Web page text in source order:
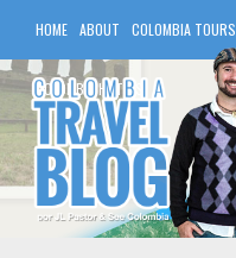
HOME ABOUT COLOMBIA TOURS
COLOMBIA HOTELS